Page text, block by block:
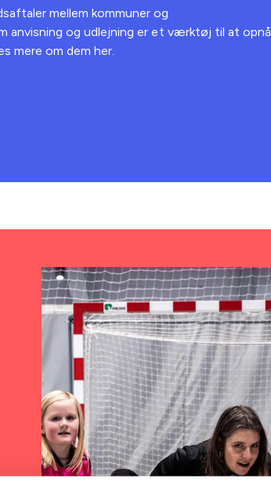
mellem kommuner og
anvisning og udlejning er et værktøj til at opnå
mere om dem her.